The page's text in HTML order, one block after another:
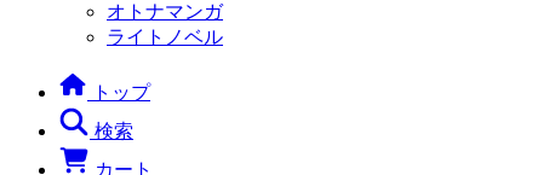
オトナマンガ
ライトノベル
トップ
検索
カート